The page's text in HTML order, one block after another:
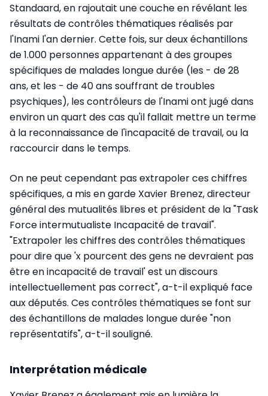
Standaard, en rajoutait une couche en révélant les
résultats de contrôles thématiques réalisés par
l'Inami l'an dernier. Cette fois, sur deux échantillons
de 1.000 personnes appartenant à des groupes
spécifiques de malades longue durée (les - de 28
ans, et les - de 40 ans souffrant de troubles
psychiques), les contrôleurs de l'Inami ont jugé dans
environ un quart des cas qu'il fallait mettre un terme
à la reconnaissance de l'incapacité de travail, ou la
raccourcir dans le temps.
On ne peut cependant pas extrapoler ces chiffres
spécifiques, a mis en garde Xavier Brenez, directeur
général des mutualités libres et président de la "Task
Force intermutualiste Incapacité de travail".
"Extrapoler les chiffres des contrôles thématiques
pour dire que 'x pourcent des gens ne devraient pas
être en incapacité de travail' est un discours
intellectuellement pas correct", a-t-il expliqué face
aux députés. Ces contrôles thématiques se font sur
des échantillons de malades longue durée "non
représentatifs", a-t-il souligné.
Interprétation médicale